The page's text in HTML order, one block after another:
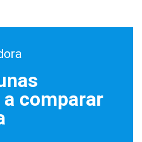
comparar